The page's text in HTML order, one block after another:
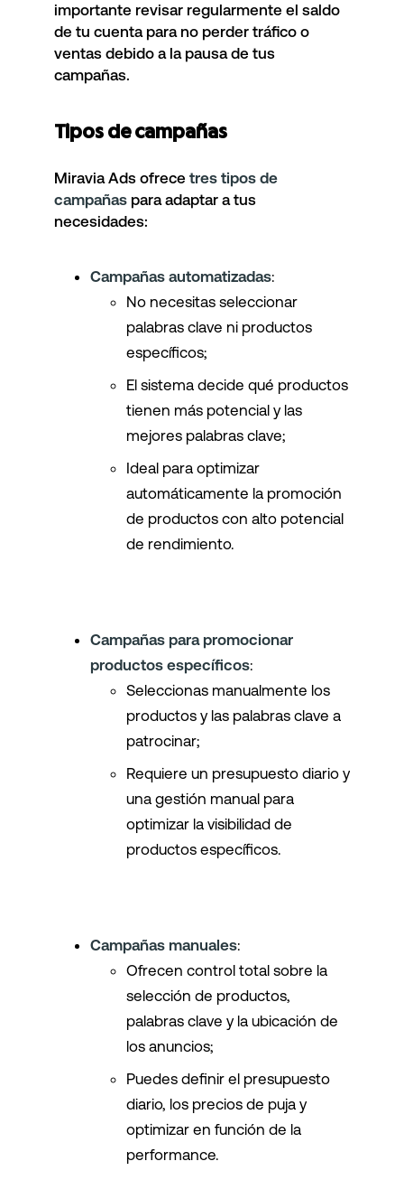
importante revisar regularmente el saldo
de tu cuenta para no perder tráfico o
ventas debido a la pausa de tus
campañas.
Tipos de campañas
Miravia Ads ofrece tres tipos de
campañas para adaptar a tus
necesidades:
Campañas automatizadas:
No necesitas seleccionar
palabras clave ni productos
específicos;
El sistema decide qué productos
tienen más potencial y las
mejores palabras clave;
Ideal para optimizar
automáticamente la promoción
de productos con alto potencial
de rendimiento.
Campañas para promocionar
productos específicos:
Seleccionas manualmente los
productos y las palabras clave a
patrocinar;
Requiere un presupuesto diario y
una gestión manual para
optimizar la visibilidad de
productos específicos.
Campañas manuales:
Ofrecen control total sobre la
selección de productos,
palabras clave y la ubicación de
los anuncios;
Puedes definir el presupuesto
diario, los precios de puja y
optimizar en función de la
performance.